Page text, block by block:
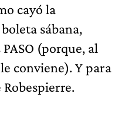
cayó la
sábana,
(porque, al
conviene). Y para